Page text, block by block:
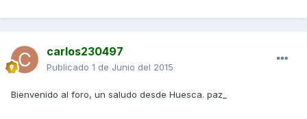
carlos230497
Publicado 1 de Junio del 2015
Bienvenido al foro, un saludo desde Huesca. paz_